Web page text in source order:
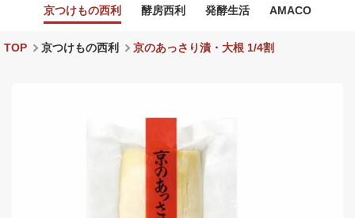
京つけもの西利 酵房西利 発酵生活 AMACO
TOP 京つけもの西利 京のあっさり漬・大根 1/4割